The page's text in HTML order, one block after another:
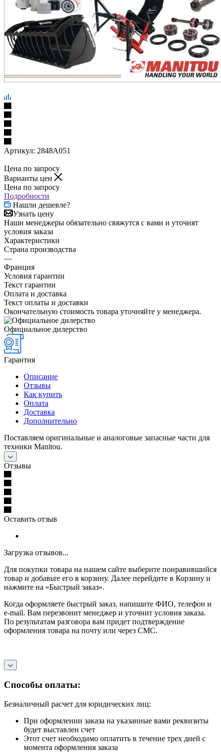
Артикул: 2848A051
Цена по запросу
Варианты цен
Цена по запросу
Подробности
Нашли дешевле?
Узнать цену
Наши менеджеры обязательно свяжутся с вами и уточнят
условия заказа
Характеристики
Страна производства
—
Франция
Условия гарантии
Текст гарантии
Оплата и доставка
Текст оплаты и доставки
Окончательную стоимость товара уточняйте у менеджера.
Официальное дилерство
Гарантия
Описание
Отзывы
Как купить
Оплата
Доставка
Дополнительно
Поставляем оригинальные и аналоговые запасные части для
техники Manitou.
Отзывы
Оставить отзыв
Загрузка отзывов...
Для покупки товара на нашем сайте выберите понравившийся
товар и добавьте его в корзину. Далее перейдите в Корзину и
нажмите на «Быстрый заказ».
Когда оформляете быстрый заказ, напишите ФИО, телефон и
e-mail. Вам перезвонит менеджер и уточнит условия заказа.
По результатам разговора вам придет подтверждение
оформления товара на почту или через СМС.
Способы оплаты:
Безналичный расчет для юридических лиц:
При оформлении заказа на указанные вами реквизиты
будет выставлен счет
Этот счет необходимо оплатить в течение трех дней с
момента оформления заказа